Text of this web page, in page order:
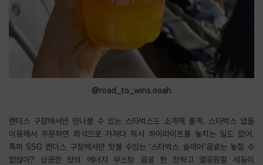
@road_to_wins.ooah
랜더스 구장에서만 만나볼 수 있는 스타벅스도 소개해 볼게. 스타벅스 앱을
이용해서 주문하면 좌석으로 가져다 줘서 하이라이트를 놓치는 일도 없어.
특히 SSG 랜더스 구장에서만 맛볼 수있는 ‘스타벅스 슬래머'음료는 놓칠 수
없잖아? 상큼한 맛의 에너지 부스팅 음료 한 잔하고 열응원할 세둥이